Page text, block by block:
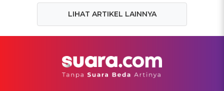
LIHAT ARTIKEL LAINNYA